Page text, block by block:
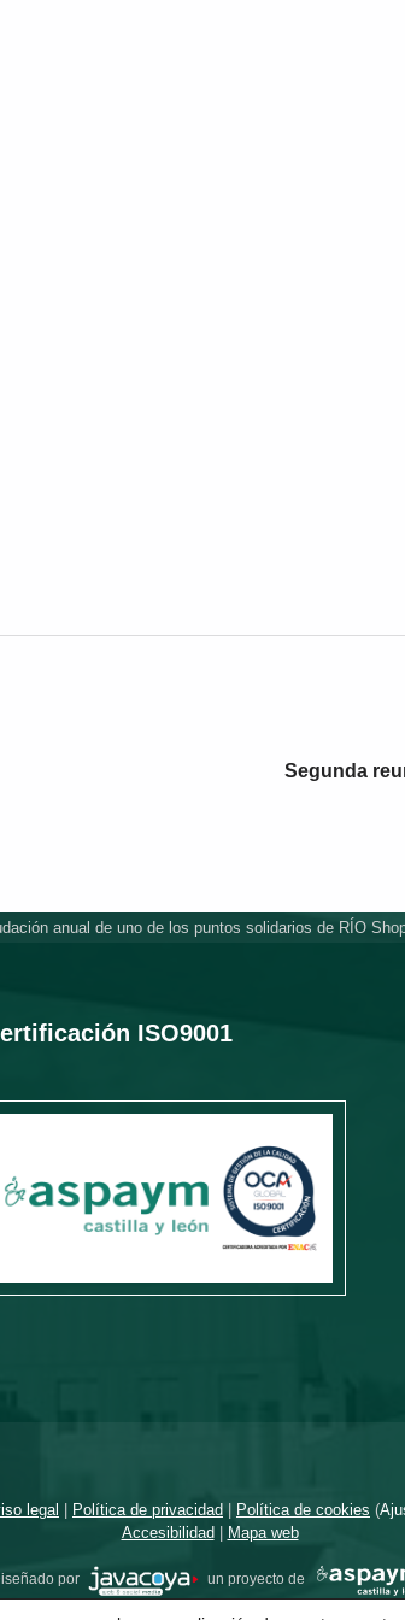
Segunda
anual de uno de los puntos solidarios de RÍO
ISO9001
legal Política de privacidad Política de cookies (
Accesibilidad
Mapa web
por un proyecto de